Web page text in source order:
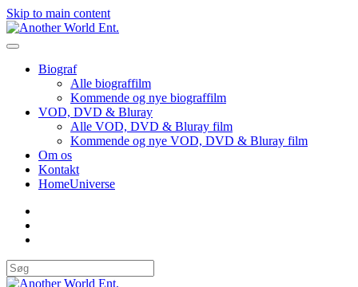
Skip to main content
Biograf
Alle biograffilm
Kommende og nye biograffilm
VOD, DVD & Bluray
Alle VOD, DVD & Bluray film
Kommende og nye VOD, DVD & Bluray film
Om os
Kontakt
HomeUniverse